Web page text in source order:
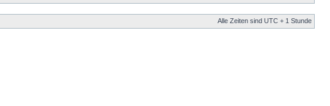
Alle Zeiten sind UTC + 1 Stunde